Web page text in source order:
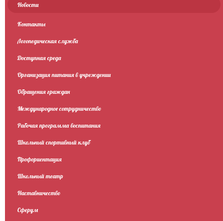
Новости
Контакты
Логопедическая служба
Доступная среда
Организация питания в учреждении
Обращения граждан
Международное сотрудничество
Рабочая программа воспитания
Школьный спортивный клуб
Профориентация
Школьный театр
Наставничество
Сферум